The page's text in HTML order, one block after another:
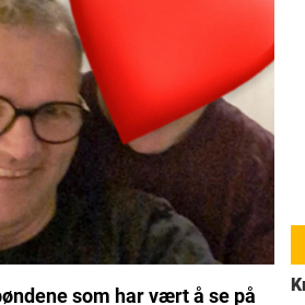
som har vært å se på